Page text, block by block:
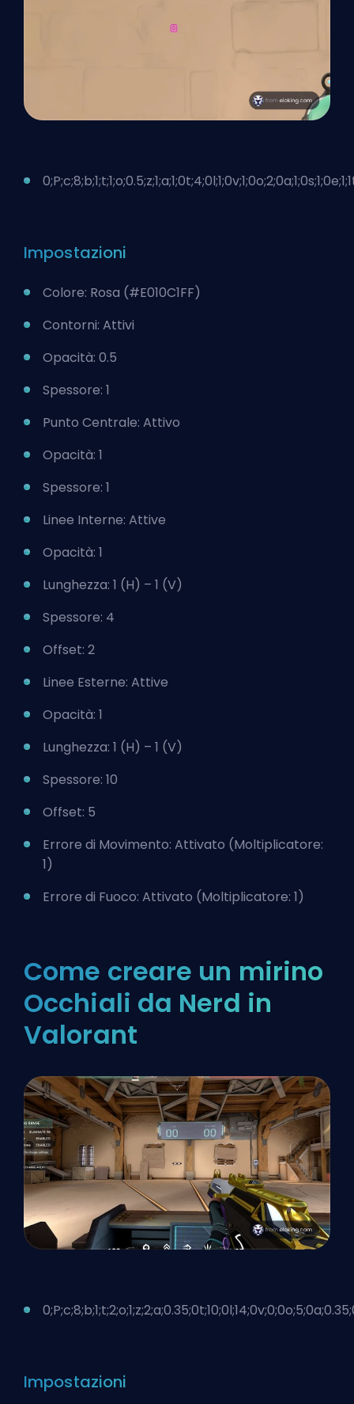
Impostazioni
Colore: Rosa (#E010C1FF)
Contorni: Attivi
Opacità: 0.5
Spessore: 1
Punto Centrale: Attivo
Opacità: 1
Spessore: 1
Linee Interne: Attive
Opacità: 1
Lunghezza: 1 (H) – 1 (V)
Spessore: 4
Offset: 2
Linee Esterne: Attive
Opacità: 1
Lunghezza: 1 (H) – 1 (V)
Spessore: 10
Offset: 5
Errore di Movimento: Attivato (Moltiplicatore:
1)
Errore di Fuoco: Attivato (Moltiplicatore: 1)
Come creare un mirino
Occhiali da Nerd in
Valorant
Impostazioni